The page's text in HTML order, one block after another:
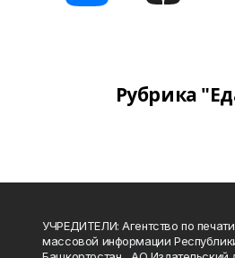
Рубрика
УЧРЕДИТЕЛИ: Агентство по
массовой информации